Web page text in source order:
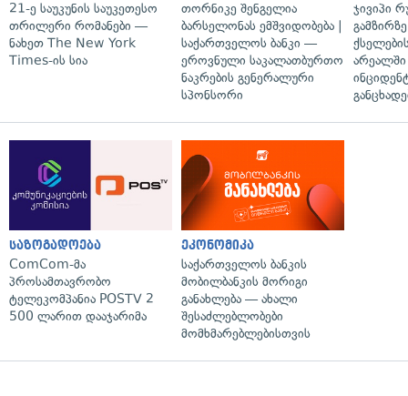
21-ე საუკუნის საუკეთესო
თრილერი რომანები —
ნახეთ The New York
Times-ის სია
თორნიკე შენგელია
ბარსელონას ემშვიდობება |
საქართველოს ბანკი —
ეროვნული საკალათბურთო
ნაკრების გენერალური
სპონსორი
ჯივიპი
საზოგადოება
ComCom-მა
პროსამთავრობო
ტელეკომპანია POSTV 2
500 ლარით დააჯარიმა
ეკონომიკა
საქართველოს ბანკის
მობილბანკის მორიგი
განახლება — ახალი
შესაძლებლობები
მომხმარებლებისთვის